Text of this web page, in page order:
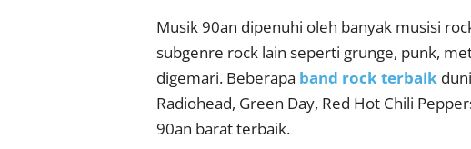
Musik 90an dipenuhi oleh banyak musisi
subgenre rock lain seperti grunge, punk,
digemari. Beberapa band rock terbaik
Radiohead, Green Day, Red Hot Chili
90an barat terbaik.